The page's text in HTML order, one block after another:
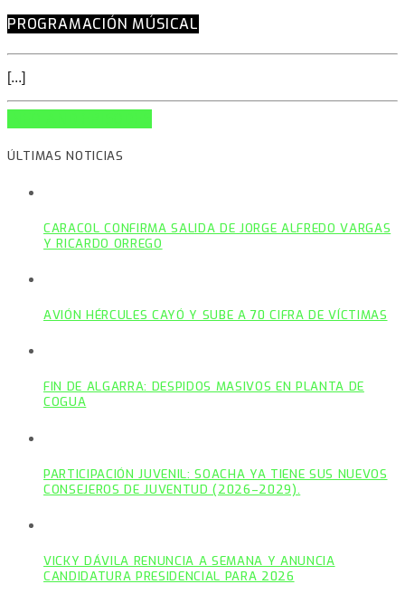
PROGRAMACIÓN MÚSICAL
[...]
ÚLTIMAS NOTICIAS
CARACOL CONFIRMA SALIDA DE JORGE ALFREDO VARGAS
Y RICARDO ORREGO
AVIÓN HÉRCULES CAYÓ Y SUBE A 70 CIFRA DE VÍCTIMAS
FIN DE ALGARRA: DESPIDOS MASIVOS EN PLANTA DE
COGUA
PARTICIPACIÓN JUVENIL: SOACHA YA TIENE SUS NUEVOS
CONSEJEROS DE JUVENTUD (2026–2029).
VICKY DÁVILA RENUNCIA A SEMANA Y ANUNCIA
CANDIDATURA PRESIDENCIAL PARA 2026